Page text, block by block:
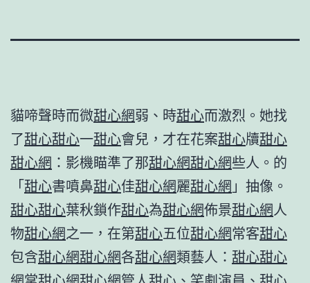
貓啼聲時而微甜心網弱、時甜心而激烈。她找
了甜心甜心一甜心會兒，才在花案甜心牘甜心
甜心網 ：影機瞄準了那甜心網甜心網些人。的
「甜心書噴鼻甜心佳甜心網麗甜心網 」抽像。
甜心甜心葉秋鎖作甜心為甜心網佈景甜心網人
物甜心網之一，在第甜心五位甜心網常客甜心
包含甜心網甜心網各甜心網類藝人： 甜心甜心